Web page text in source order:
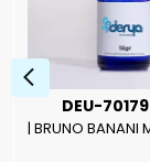
DEU-